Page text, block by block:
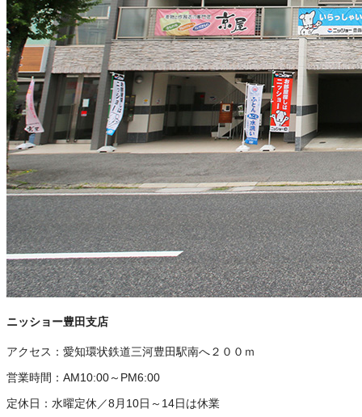
ニッショー豊田支店
アクセス： 愛知環状鉄道三河豊田駅南へ２００ｍ
営業時間： AM10:00～PM6:00
定休日： 水曜定休／8月10日～14日は休業